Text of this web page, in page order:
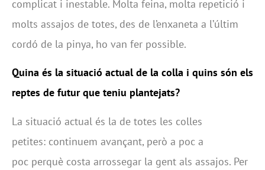
complicat i inestable. Molta feina, molta repetició i
molts assajos de totes, des de l’enxaneta a l’últim
cordó de la pinya, ho van fer possible.
Quina és la situació actual de la colla i quins són els
reptes de futur que teniu plantejats?
La situació actual és la de totes les colles
petites: continuem avançant, però a poc a
poc perquè costa arrossegar la gent als assajos. Per